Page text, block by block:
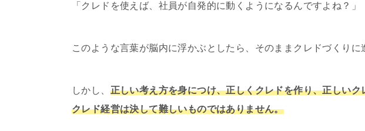
「クレドを使えば、社員が自発的に動くようになるんですよね？」
このような言葉が脳内に浮かぶとしたら、そのままクレドづくりに
しかし、 正しい考え方を身につけ、正しくクレドを作り、正しい
クレド経営は決して難しいものではありません。